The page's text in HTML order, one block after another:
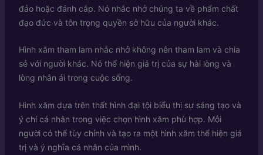
đảo hoặc đánh cắp. Nó nhắc nhở chúng ta về phẩm chất
đạo đức và tôn trọng quyền sở hữu của người khác.
Hình xăm tham lam nhắc nhở không nên tham lam và chia
sẻ với người khác. Nó thể hiện giá trị của sự hài lòng và
lòng nhân ái trong cuộc sống.
Hình xăm dựa trên thất hình đại tội biểu thị sự sáng tạo và
ý chí cá nhân trong việc chọn hình xăm phù hợp. Mỗi
người có thể tùy chỉnh và tạo ra một hình xăm thể hiện giá
trị và ý nghĩa cá nhân của mình.